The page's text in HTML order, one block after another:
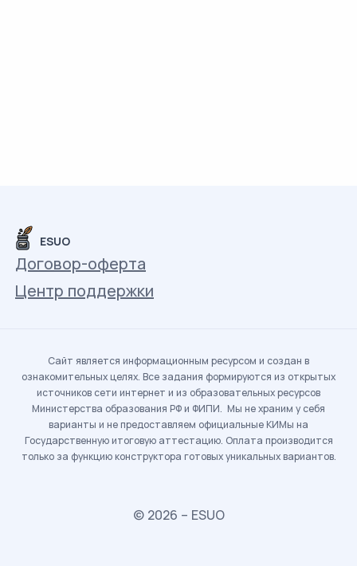
ESUO
Договор-оферта
Центр поддержки
Сайт является информационным ресурсом и создан в
ознакомительных целях. Все задания формируются из открытых
источников сети интернет и из образовательных ресурсов
Министерства образования РФ и ФИПИ. Мы не храним у себя
варианты и не предоставляем официальные КИМы на
Государственную итоговую аттестацию. Оплата производится
только за функцию конструктора готовых уникальных вариантов.
© 2026 – ESUO